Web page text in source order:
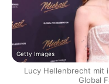
Getty Images
Lucy Hellenbrecht mit
Global